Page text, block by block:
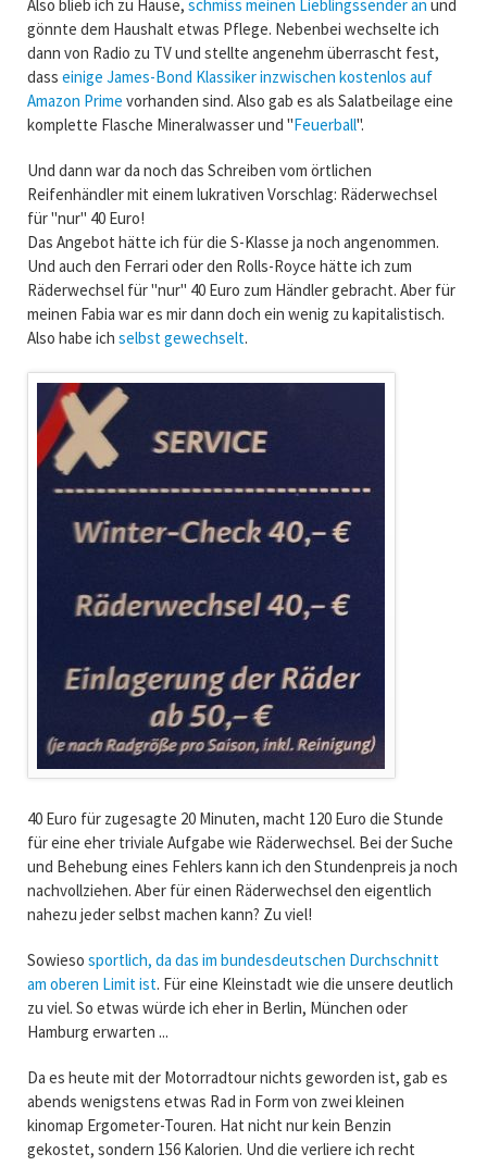
Also blieb ich zu Hause, schmiss meinen Lieblingssender an und
gönnte dem Haushalt etwas Pflege. Nebenbei wechselte ich
dann von Radio zu TV und stellte angenehm überrascht fest,
dass einige James-Bond Klassiker inzwischen kostenlos auf
Amazon Prime vorhanden sind. Also gab es als Salatbeilage eine
komplette Flasche Mineralwasser und "Feuerball".
Und dann war da noch das Schreiben vom örtlichen
Reifenhändler mit einem lukrativen Vorschlag: Räderwechsel
für "nur" 40 Euro!
Das Angebot hätte ich für die S-Klasse ja noch angenommen.
Und auch den Ferrari oder den Rolls-Royce hätte ich zum
Räderwechsel für "nur" 40 Euro zum Händler gebracht. Aber für
meinen Fabia war es mir dann doch ein wenig zu kapitalistisch.
Also habe ich selbst gewechselt.
40 Euro für zugesagte 20 Minuten, macht 120 Euro die Stunde
für eine eher triviale Aufgabe wie Räderwechsel. Bei der Suche
und Behebung eines Fehlers kann ich den Stundenpreis ja noch
nachvollziehen. Aber für einen Räderwechsel den eigentlich
nahezu jeder selbst machen kann? Zu viel!
Sowieso sportlich, da das im bundesdeutschen Durchschnitt
am oberen Limit ist. Für eine Kleinstadt wie die unsere deutlich
zu viel. So etwas würde ich eher in Berlin, München oder
Hamburg erwarten ...
Da es heute mit der Motorradtour nichts geworden ist, gab es
abends wenigstens etwas Rad in Form von zwei kleinen
kinomap Ergometer-Touren. Hat nicht nur kein Benzin
gekostet, sondern 156 Kalorien. Und die verliere ich recht